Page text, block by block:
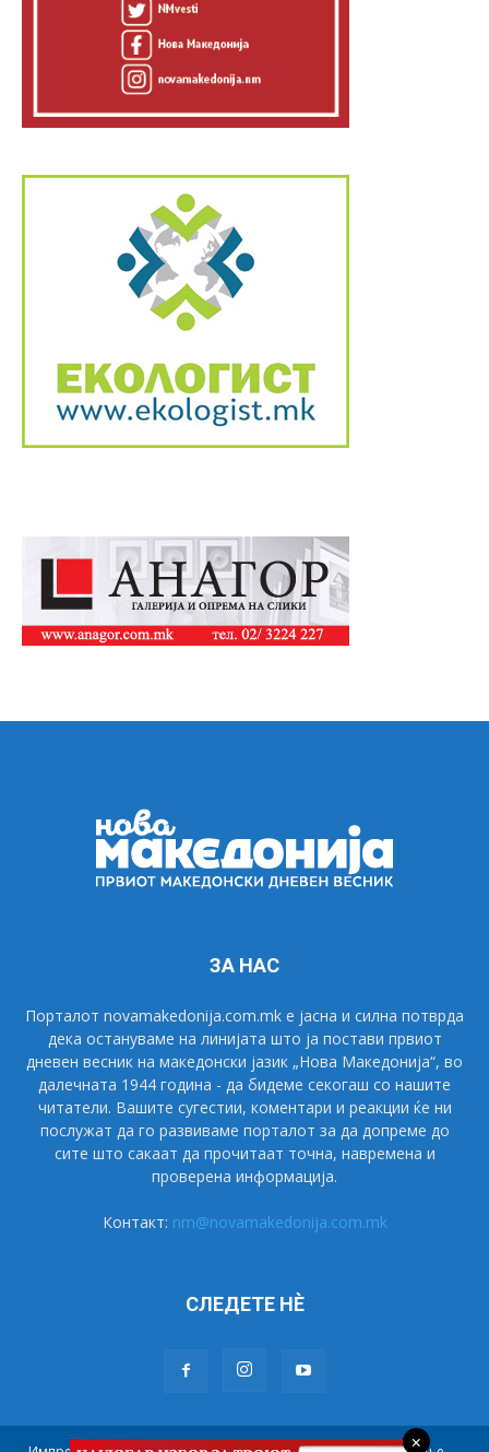
ЗА НАС
Порталот novamakedonija.com.mk е јасна и силна потврда
дека остануваме на линијата што ја постави првиот
дневен весник на македонски јазик „Нова Македонија“, во
далечната 1944 година - да бидеме секогаш со нашите
читатели. Вашите сугестии, коментари и реакции ќе ни
послужат да го развиваме порталот за да допреме до
сите што сакаат да прочитаат точна, навремена и
проверена информација.
Контакт: nm@novamakedonija.com.mk
СЛЕДЕТЕ НÈ
×